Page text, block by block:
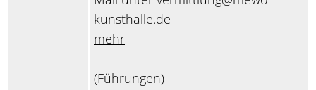
kunsthalle.de
mehr
(Führungen)